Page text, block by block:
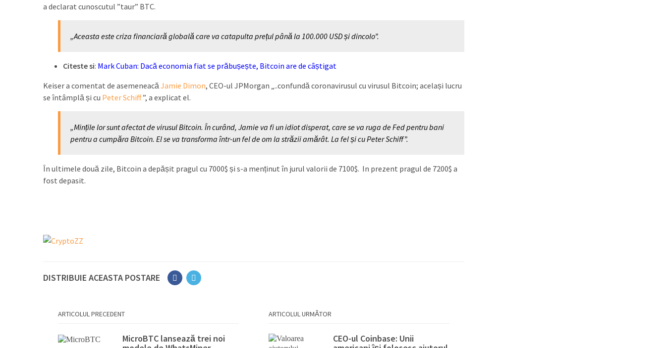
a declarat cunoscutul ”taur” BTC.
„Aceasta este criza financiară globală care va catapulta prețul până la 100.000 USD și dincolo”.
Citeste si: Mark Cuban: Dacă economia fiat se prăbușește, Bitcoin are de câștigat
Keiser a comentat de asemeneacăJamie Dimon, CEO-ul JPMorgan „..confundă coronavirusul cu virusul Bitcoin; același lucru
se întâmplă și cu Peter Schiff”, a explicat el.
„Mințile lor sunt afectat de virusul Bitcoin. În curând, Jamie va fi un idiot disperat, care se va ruga de Fed pentru bani
pentru a cumpăra Bitcoin. El se va transforma într-un fel de om la străzii amărât. La fel și cu Peter Schiff”.
În ultimele două zile, Bitcoin a depășit pragul cu 7000$ și s-a menținut în jurul valorii de 7100$. In prezent pragul de 7200$ a
fost depasit.
DISTRIBUIE ACEASTA POSTARE
ARTICOLUL PRECEDENT
MicroBTC lansează trei noi
ARTICOLUL URMĂTOR
CEO-ul Coinbase: Unii